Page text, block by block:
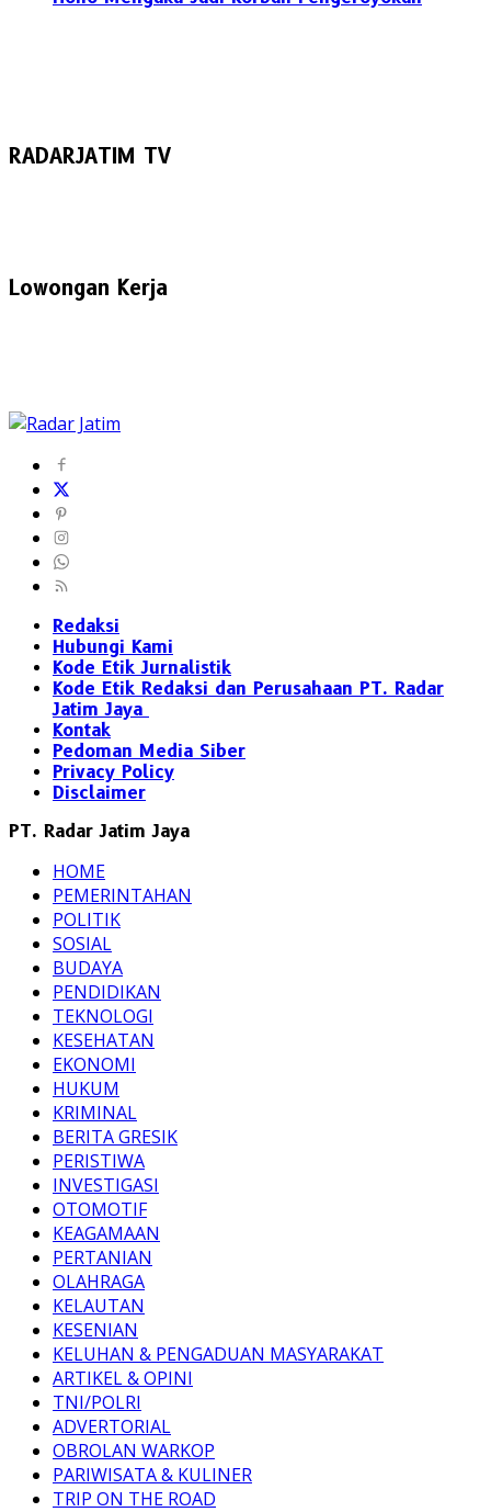
RADARJATIM TV
Lowongan Kerja
Redaksi
Hubungi Kami
Kode Etik Jurnalistik
Kode Etik Redaksi dan Perusahaan PT. Radar
Jatim Jaya
Kontak
Pedoman Media Siber
Privacy Policy
Disclaimer
PT. Radar Jatim Jaya
HOME
PEMERINTAHAN
POLITIK
SOSIAL
BUDAYA
PENDIDIKAN
TEKNOLOGI
KESEHATAN
EKONOMI
HUKUM
KRIMINAL
BERITA GRESIK
PERISTIWA
INVESTIGASI
OTOMOTIF
KEAGAMAAN
PERTANIAN
OLAHRAGA
KELAUTAN
KESENIAN
KELUHAN & PENGADUAN MASYARAKAT
ARTIKEL & OPINI
TNI/POLRI
ADVERTORIAL
OBROLAN WARKOP
PARIWISATA & KULINER
TRIP ON THE ROAD